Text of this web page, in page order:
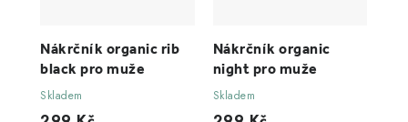
Nákrčník organic rib
black pro muže
Skladem
Nákrčník organic
night pro muže
Skladem